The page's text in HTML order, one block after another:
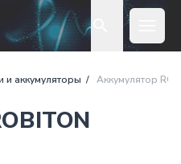
и аккумуляторы Аккумулятор